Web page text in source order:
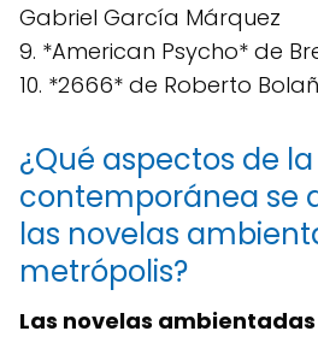
Gabriel García Márquez
9. *American Psycho* de
10. *2666* de Roberto
¿Qué aspectos de
contemporánea se
las novelas
metrópolis?
Las novelas